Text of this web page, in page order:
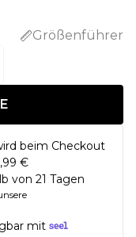
Größenführer
beim Checkout
€
von 21 Tagen
mit